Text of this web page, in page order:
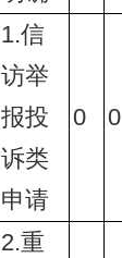
1.信
访举
报投
诉类
申请
0 0
2.重